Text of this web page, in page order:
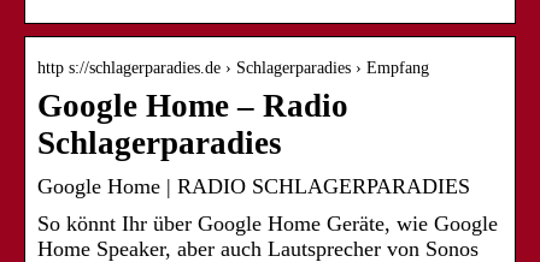
http s://schlagerparadies.de › Schlagerparadies › Empfang
Google Home – Radio
Schlagerparadies
Google Home | RADIO SCHLAGERPARADIES
So könnt Ihr über Google Home Geräte, wie Google
Home Speaker, aber auch Lautsprecher von Sonos